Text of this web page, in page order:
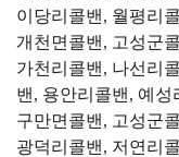
이당리콜밴, 월평리
개천면콜밴, 고성군
가천리콜밴, 나선리
밴, 용안리콜밴, 예
구만면콜밴, 고성군
광덕리콜밴, 저연리